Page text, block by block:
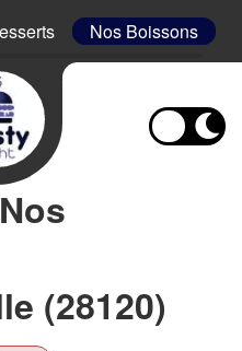
Nos Boissons
(28120)